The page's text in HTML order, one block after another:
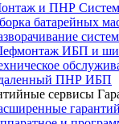
и ПНР Систем
батарейных
ИБП и
ПНР ИБП